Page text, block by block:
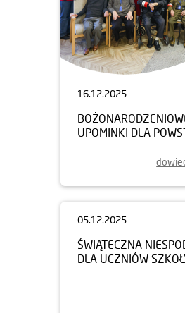
16.12.2025
UPOMINKI DLA
05.12.2025
ŚWIĄTECZNA
DLA UCZNIÓW